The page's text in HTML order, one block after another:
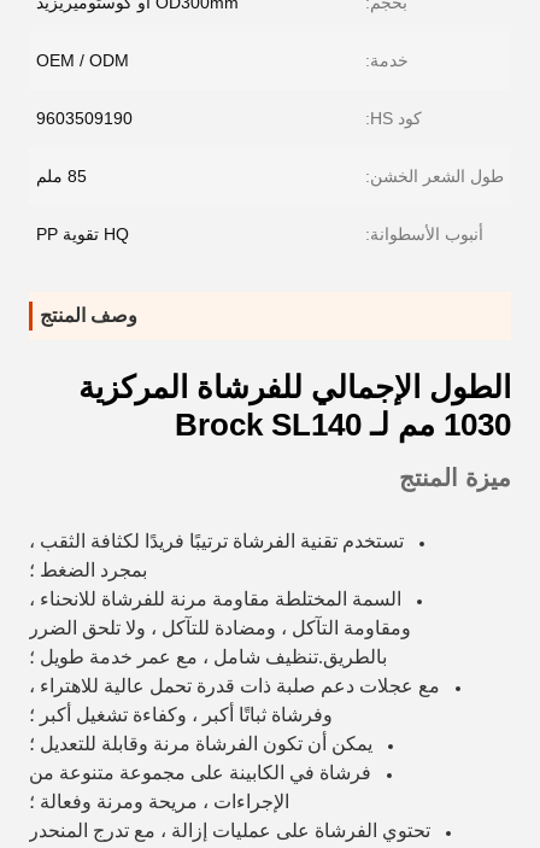
خدمة: OEM / ODM
كود HS: 9603509190
طول الشعر الخشن: 85 ملم
أنبوب الأسطوانة: HQ تقوية PP
وصف المنتج
الطول الإجمالي للفرشاة المركزية
1030 مم لـ Brock SL140
ميزة المنتج
تستخدم تقنية الفرشاة ترتيبًا فريدًا لكثافة الثقب ،
بمجرد الضغط ؛
السمة المختلطة مقاومة مرنة للفرشاة للانحناء ،
ومقاومة التآكل ، ومضادة للتآكل ، ولا تلحق الضرر
بالطريق.تنظيف شامل ، مع عمر خدمة طويل ؛
مع عجلات دعم صلبة ذات قدرة تحمل عالية للاهتراء ،
وفرشاة ثباتًا أكبر ، وكفاءة تشغيل أكبر ؛
يمكن أن تكون الفرشاة مرنة وقابلة للتعديل ؛
فرشاة في الكابينة على مجموعة متنوعة من
الإجراءات ، مريحة ومرنة وفعالة ؛
تحتوي الفرشاة على عمليات إزالة ، مع تدرج المنحدر